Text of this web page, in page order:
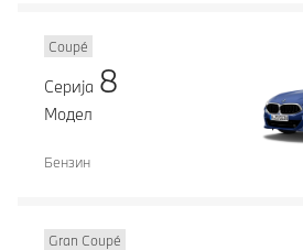
Coupé
Серија 8
Модел
Бензин
Gran Coupé